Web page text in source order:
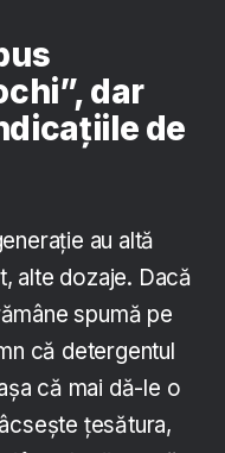
dar
de
au altă
alte dozaje. Dacă
spumă pe
că detergentul
că mai dă-le o
țesătura,